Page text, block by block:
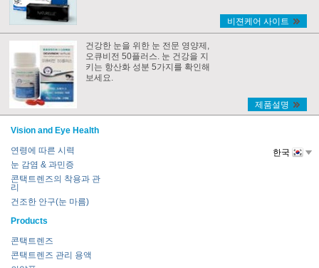
비젼케어 사이트
건강한 눈을 위한 눈 전문 영양제,
오큐비전 50플러스. 눈 건강을 지
키는 항산화 성분 5가지를 확인해
보세요.
제품설명
Vision and Eye Health
연령에 따른 시력
눈 감염 & 과민증
콘택트렌즈의 착용과 관
리
건조한 안구(눈 마름)
Products
콘택트렌즈
콘택트렌즈 관리 용액
한국